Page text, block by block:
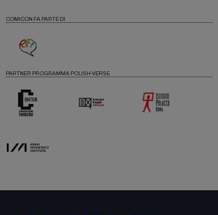
COMICON FA PARTE DI
PARTNER PROGRAMMA POLISH-VERSE